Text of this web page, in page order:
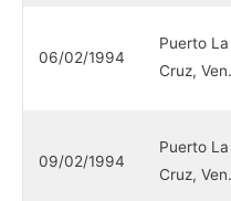
06/02/1994
Puerto La
Cruz, Ven.
09/02/1994
Puerto La
Cruz, Ven.